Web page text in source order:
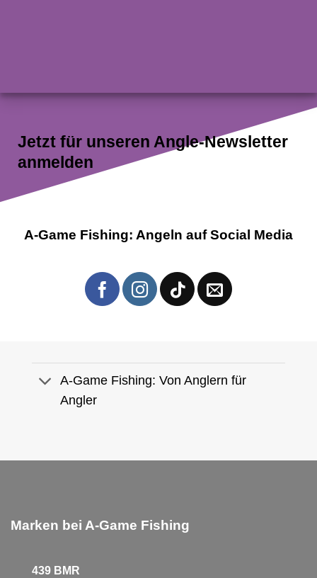
Jetzt für unseren Angle-Newsletter
anmelden
A-Game Fishing: Angeln auf Social Media
A-Game Fishing: Von Anglern für
Angler
Marken bei A-Game Fishing
439 BMR